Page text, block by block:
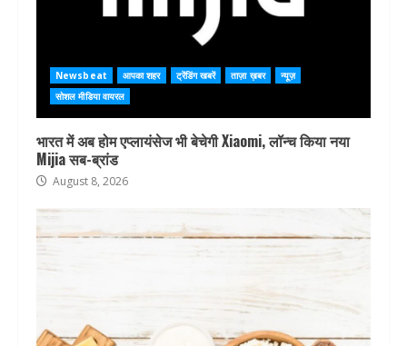
Newsbeat आपका शहर ट्रेंडिंग खबरें ताज़ा ख़बर
न्यूज़
सोशल मीडिया वायरल
भारत में अब होम एप्लायंसेज भी बेचेगी Xiaomi, लॉन्च किया नया
Mijia सब-ब्रांड
August 8, 2026